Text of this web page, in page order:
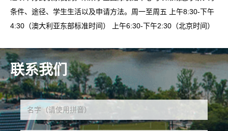
条件、途径、学生生活以及申请方法。 周一至周五 上午8:30-下午
4:30（澳大利亚东部标准时间） 上午6:30-下午2:30（北京时间）
联系我们